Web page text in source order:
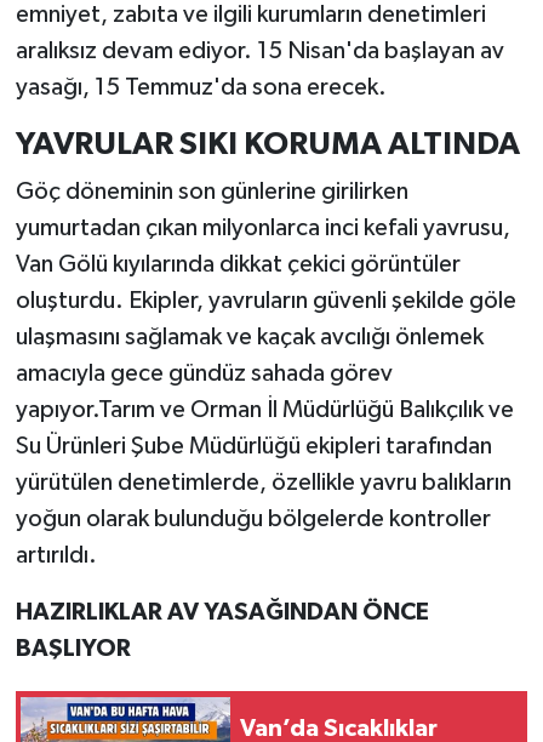
emniyet, zabıta ve ilgili kurumların denetimleri
aralıksız devam ediyor. 15 Nisan'da başlayan av
yasağı, 15 Temmuz'da sona erecek.
YAVRULAR SIKI KORUMA ALTINDA
Göç döneminin son günlerine girilirken
yumurtadan çıkan milyonlarca inci kefali yavrusu,
Van Gölü kıyılarında dikkat çekici görüntüler
oluşturdu. Ekipler, yavruların güvenli şekilde göle
ulaşmasını sağlamak ve kaçak avcılığı önlemek
amacıyla gece gündüz sahada görev
yapıyor.Tarım ve Orman İl Müdürlüğü Balıkçılık ve
Su Ürünleri Şube Müdürlüğü ekipleri tarafından
yürütülen denetimlerde, özellikle yavru balıkların
yoğun olarak bulunduğu bölgelerde kontroller
artırıldı.
HAZIRLIKLAR AV YASAĞINDAN ÖNCE
BAŞLIYOR
Van’da Sıcaklıklar